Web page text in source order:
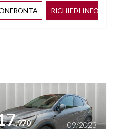
RICHIEDI INFO
.970 09/2023